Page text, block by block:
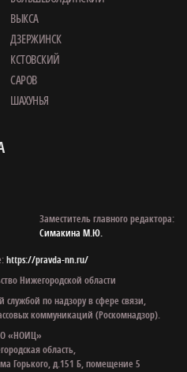
ВЫКСА
ДЗЕРЖИНСК
КСТОВСКИЙ
САРОВ
ШАХУНЬЯ
Заместитель главного редактора:
Симакина М.Ю.
https://pravda-nn.ru/
Нижегородской области
службой по надзору в сфере связи,
коммуникаций (Роскомнадзор).
«НОИЦ»
область,
Горького, д.151 Б, помещение 5